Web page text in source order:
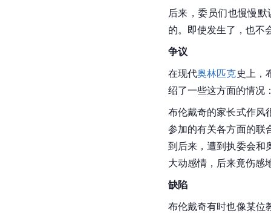
后来，委员们也慢慢
的。即使发生了，也不
争议
在现代奥林匹克史上，
绍了一些这方面的情况
布伦戴奇的家长式作风
参加的有关各方面的联
到后来，遭到执委会和
大动感情，后来竟伤感
缺陷
布伦戴奇有时也像某位